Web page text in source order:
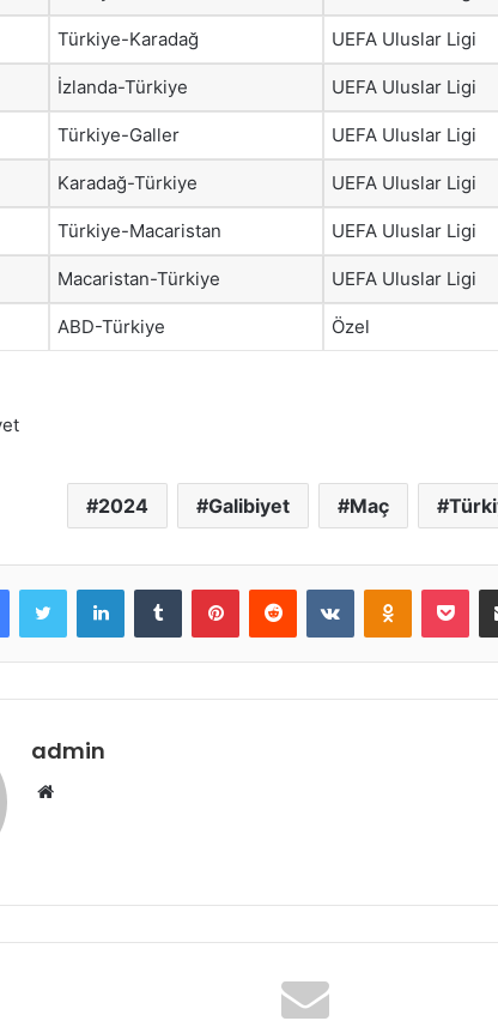
Türkiye-Karadağ UEFA Uluslar Ligi
İzlanda-Türkiye UEFA Uluslar Ligi
Türkiye-Galler UEFA Uluslar Ligi
Karadağ-Türkiye UEFA Uluslar Ligi
Türkiye-Macaristan UEFA Uluslar Ligi
Macaristan-Türkiye UEFA Uluslar Ligi
ABD-Türkiye Özel
2024 Galibiyet Maç
FacebookTwitter LinkedInTumblr PinterestReddit VKontakte
admin
Web